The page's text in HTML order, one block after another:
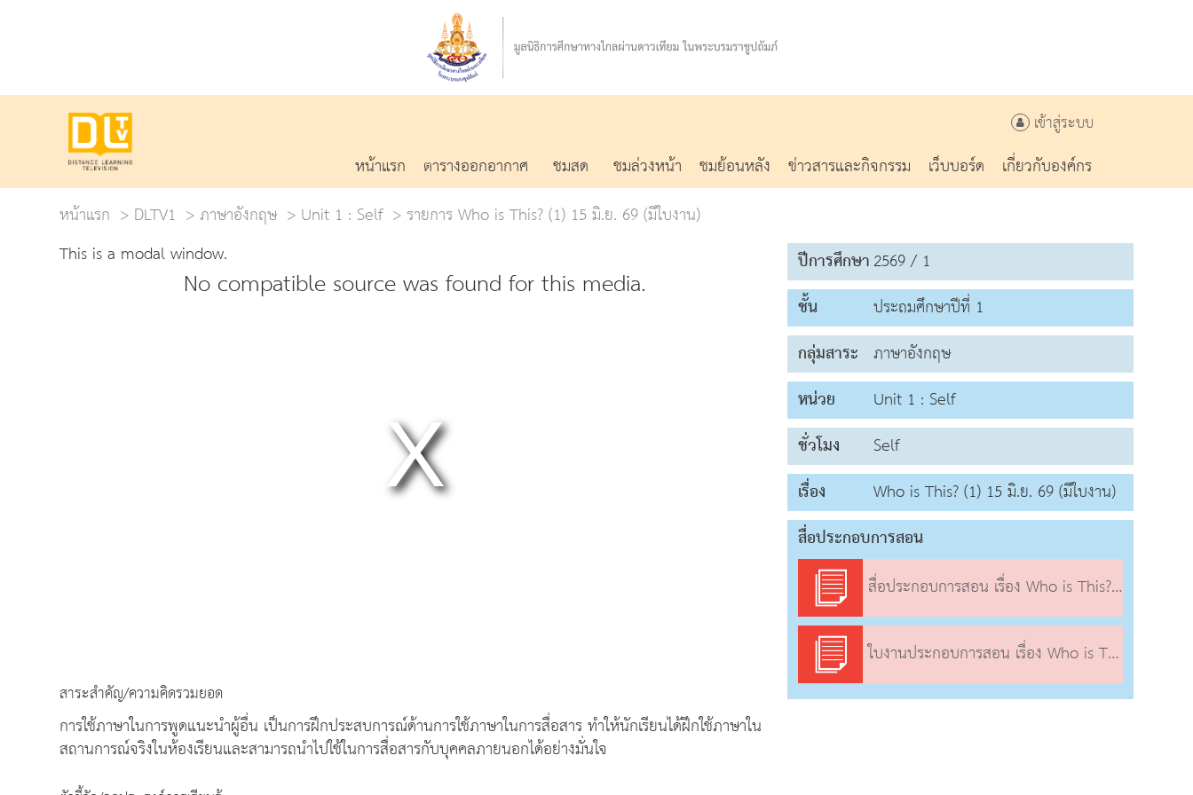
เข้าสู่ระบบ
หน้าแรก ตารางออกอากาศ ชมสด ชมล่วงหน้า ชมย้อนหลัง ข่าวสารและกิจกรรม เว็บบอร์ด
เกี่ยวกับองค์กร
หน้าแรก
DLTV1 ภาษาอังกฤษ Unit 1 : Self
รายการ Who is This? (1) 15 มิ.ย. 69 (มีใบงาน)
This is a modal window.
No compatible source was found for this media.
สาระสำคัญ/ความคิดรวมยอด
การใช้ภาษาในการพูดแนะนำผู้อื่น เป็นการฝึกประสบการณ์ด้านการใช้ภาษาในการสื่อสาร ทำให้นักเรียนได้ฝึกใช้ภาษาใน
สถานการณ์จริงในห้องเรียนและสามารถนำไปใช้ในการสื่อสารกับบุคคลภายนอกได้อย่างมั่นใจ
ปีการศึกษา2569 / 1
ชั้น
ประถมศึกษาปีที่ 1
กลุ่มสาระ ภาษาอังกฤษ
หน่วย
Unit 1 : Self
ชั่วโมง
Self
เรื่อง
Who is This? (1) 15 มิ.ย. 69 (มีใบงาน)
สื่อประกอบการสอน
สื่อประกอบการสอน เรื่อง Who is This? (1)
ใบงานประกอบการสอน เรื่อง Who is This? (1)